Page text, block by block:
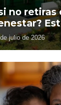
no
julio de 2026